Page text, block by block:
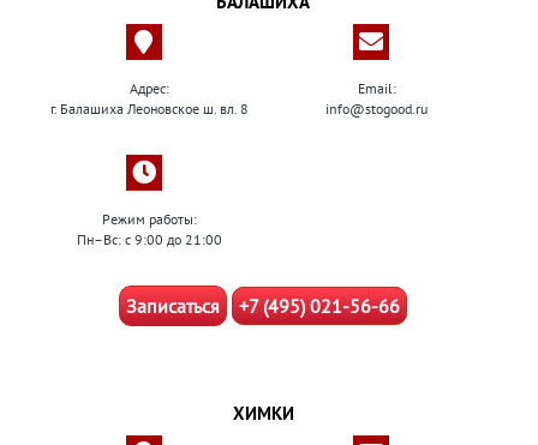
Адрес:
г. Балашиха Леоновское ш. вл. 8
Email:
info@stogood.ru
Режим работы:
Пн–Вс: с 9:00 до 21:00
Записаться +7 (495) 021-56-66
ХИМКИ